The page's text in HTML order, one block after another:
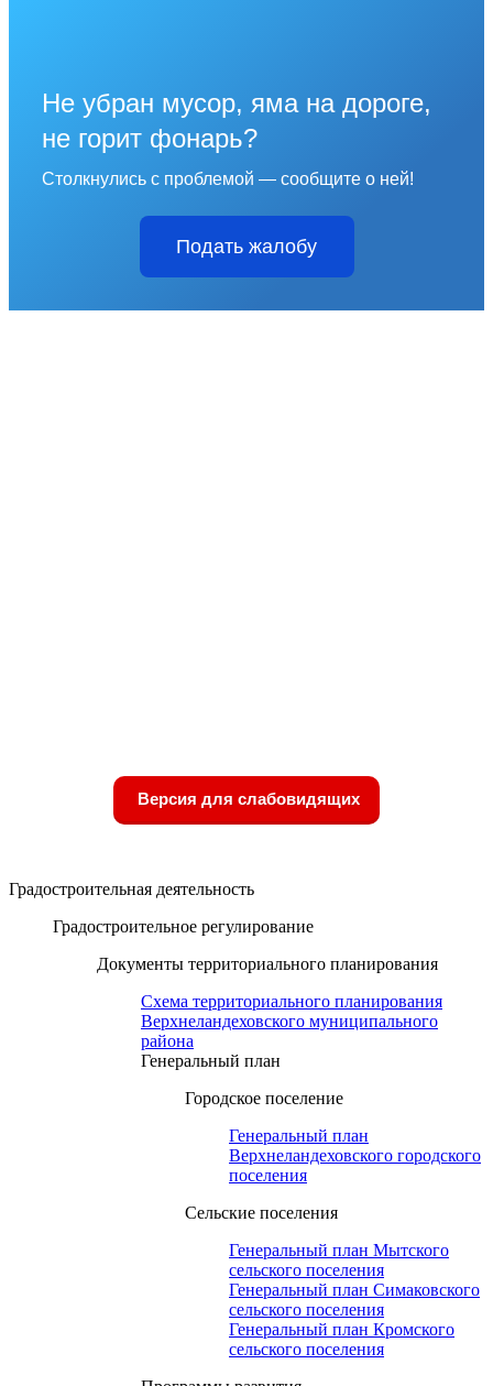
Не убран мусор, яма на дороге,
не горит фонарь?
Столкнулись с проблемой — сообщите о ней!
Подать жалобу
Версия для слабовидящих
Градостроительная деятельность
Градостроительное регулирование
Документы территориального планирования
Схема территориального планирования
Верхнеландеховского муниципального
района
Генеральный план
Городское поселение
Генеральный план
Верхнеландеховского городского
поселения
Сельские поселения
Генеральный план Мытского
сельского поселения
Генеральный план Симаковского
сельского поселения
Генеральный план Кромского
сельского поселения